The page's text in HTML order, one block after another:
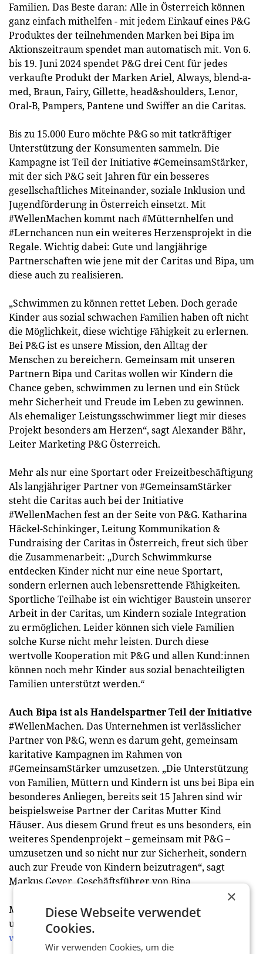
Familien. Das Beste daran: Alle in Österreich können
ganz einfach mithelfen - mit jedem Einkauf eines P&G
Produktes der teilnehmenden Marken bei Bipa im
Aktionszeitraum spendet man automatisch mit. Von 6.
bis 19. Juni 2024 spendet P&G drei Cent für jedes
verkaufte Produkt der Marken Ariel, Always, blend-a-
med, Braun, Fairy, Gillette, head&shoulders, Lenor,
Oral-B, Pampers, Pantene und Swiffer an die Caritas.
Bis zu 15.000 Euro möchte P&G so mit tatkräftiger
Unterstützung der Konsumenten sammeln. Die
Kampagne ist Teil der Initiative #GemeinsamStärker,
mit der sich P&G seit Jahren für ein besseres
gesellschaftliches Miteinander, soziale Inklusion und
Jugendförderung in Österreich einsetzt. Mit
#WellenMachen kommt nach #Mütternhelfen und
#Lernchancen nun ein weiteres Herzensprojekt in die
Regale. Wichtig dabei: Gute und langjährige
Partnerschaften wie jene mit der Caritas und Bipa, um
diese auch zu realisieren.
„Schwimmen zu können rettet Leben. Doch gerade
Kinder aus sozial schwachen Familien haben oft nicht
die Möglichkeit, diese wichtige Fähigkeit zu erlernen.
Bei P&G ist es unsere Mission, den Alltag der
Menschen zu bereichern. Gemeinsam mit unseren
Partnern Bipa und Caritas wollen wir Kindern die
Chance geben, schwimmen zu lernen und ein Stück
mehr Sicherheit und Freude im Leben zu gewinnen.
Als ehemaliger Leistungsschwimmer liegt mir dieses
Projekt besonders am Herzen“, sagt Alexander Bähr,
Leiter Marketing P&G Österreich.
Mehr als nur eine Sportart oder Freizeitbeschäftigung
Als langjähriger Partner von #GemeinsamStärker
steht die Caritas auch bei der Initiative
#WellenMachen fest an der Seite von P&G. Katharina
Häckel-Schinkinger, Leitung Kommunikation &
Fundraising der Caritas in Österreich, freut sich über
die Zusammenarbeit: „Durch Schwimmkurse
entdecken Kinder nicht nur eine neue Sportart,
sondern erlernen auch lebensrettende Fähigkeiten.
Sportliche Teilhabe ist ein wichtiger Baustein unserer
Arbeit in der Caritas, um Kindern soziale Integration
zu ermöglichen. Leider können sich viele Familien
solche Kurse nicht mehr leisten. Durch diese
wertvolle Kooperation mit P&G und allen Kund:innen
können noch mehr Kinder aus sozial benachteiligten
Familien unterstützt werden.“
Auch Bipa ist als Handelspartner Teil der Initiative
#WellenMachen. Das Unternehmen ist verlässlicher
Partner von P&G, wenn es darum geht, gemeinsam
karitative Kampagnen im Rahmen von
#GemeinsamStärker umzusetzen. „Die Unterstützung
von Familien, Müttern und Kindern ist uns bei Bipa ein
besonderes Anliegen, bereits seit 15 Jahren sind wir
beispielsweise Partner der Caritas Mutter Kind
Häuser. Aus diesem Grund freut es uns besonders, ein
weiteres Spendenprojekt – gemeinsam mit P&G –
umzusetzen und so nicht nur zur Sicherheit, sondern
auch zur Freude von Kindern beizutragen“, sagt
Markus Geyer, Geschäftsführer von Bipa.
Mehr Informationen zur Aktion finden Sie im
unterstehenden Factsheet zum Download oder unter
www.gemeinsamstaerkerpg.at
×
Diese Webseite verwendet
Cookies.
Wir verwenden Cookies, um die